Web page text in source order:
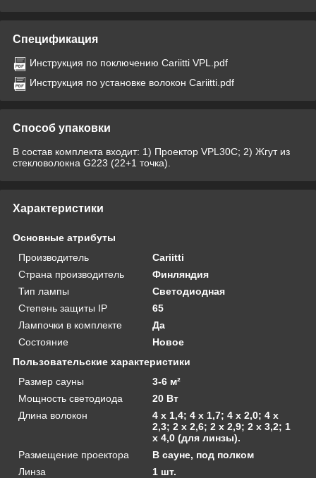
Спецификация
Инструкция по поключению Cariitti VPL.pdf
Инструкция по установке волокон Cariitti.pdf
Способ упаковки
В состав комплекта входит: 1) Проектор VPL30C; 2) Жгут из
стекловолокна G223 (22+1 точка).
Характеристики
Основные атрибуты
Производитель
Cariitti
Страна производитель
Финляндия
Тип лампы
Светодиодная
Степень защиты IP
65
Лампочки в комплекте
Да
Состояние
Новое
Пользовательские характеристики
Размер сауны
3-6 м²
Мощность светодиода
20 Вт
Длина волокон
4 х 1,4; 4 х 1,7; 4 х 2,0; 4 х
2,3; 2 х 2,6; 2 х 2,9; 2 х 3,2; 1
х 4,0 (для линзы).
Размещение проектора
В сауне, под полком
Линза
1 шт.